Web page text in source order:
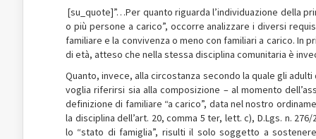
[su_quote]”…Per quanto riguarda l’individuazione della
o più persone a carico”, occorre analizzare i diversi
familiare e la convivenza o meno con familiari a carico. In
di età, atteso che nella stessa disciplina comunitaria è
Quanto, invece, alla circostanza secondo la quale gli
voglia riferirsi sia alla composizione – al momento
definizione di familiare “a carico”, data nel nostro
la disciplina dell’art. 20, comma 5 ter, lett. c), D.Lgs. n.
lo “stato di famiglia”, risulti il solo soggetto a